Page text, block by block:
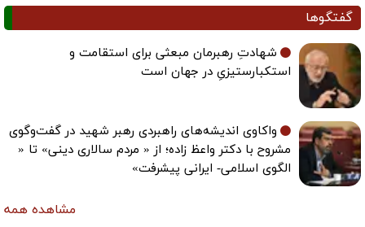
گفتگوها
شهادتِ رهبرمان مبعثی برای استقامت و
استکبارستیزیِ در جهان است
واکاوی اندیشه‌های راهبردی رهبر شهید در گفت‌وگوی
مشروح با دکتر واعظ زاده؛ از « مردم سالاری دینی» تا «
الگوی اسلامی- ایرانی پیشرفت»
مشاهده همه